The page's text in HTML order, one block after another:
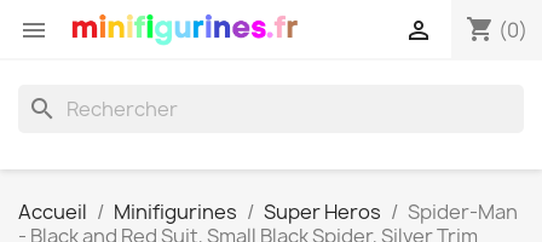
 shopping_cart (0)

search
Accueil Minifigurines Super Heros
Spider-Man
- Black and Red Suit, Small Black Spider, Silver Trim